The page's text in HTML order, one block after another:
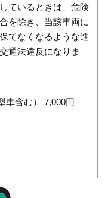
ているときは、危険
を除き、当該車両に
てなくなるような進
通法違反になりま
車含む） 7,000円